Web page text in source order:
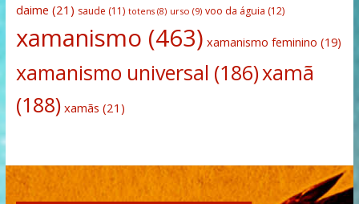
daime (21) saude (11) totens(8) urso (9) voo da águia (12)
xamanismo (463) xamanismo feminino (19)
xamanismo universal (186)xamã
(188) xamãs (21)